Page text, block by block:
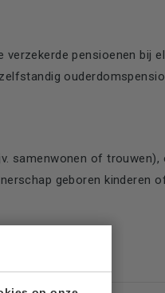
pensioenen bij
samenwonen of
geboren kinderen